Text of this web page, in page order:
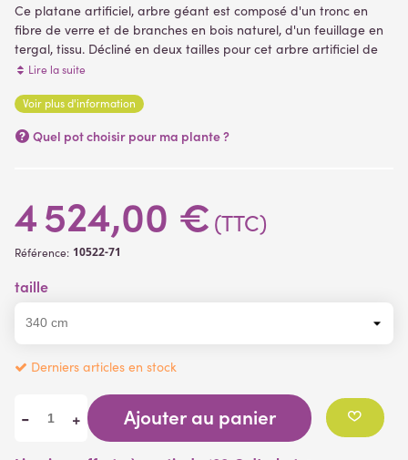
Ce platane artificiel, arbre géant est composé d'un tronc en
fibre de verre et de branches en bois naturel, d'un feuillage en
tergal, tissu. Décliné en deux tailles pour cet arbre artificiel de
340 à 600 cm de hauteur pour une envergure de 300 et 380 cm.
artificielles )
Lire la suite
Voir plus d'information
Quel pot choisir pour ma plante ?
4 524,00 € (TTC)
Référence: 10522-71
taille
Derniers articles en stock
- + Ajouter au panier